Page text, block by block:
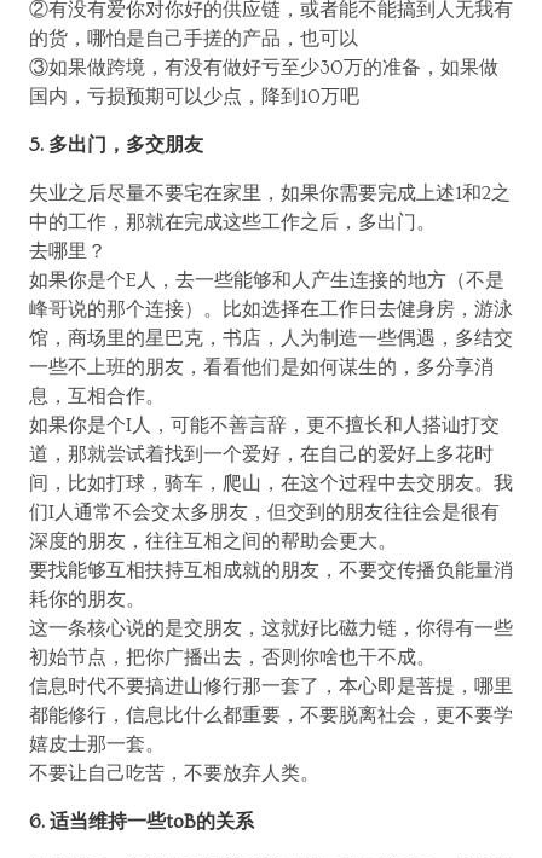
②有没有爱你对你好的供应链，或者能不能搞到人无我有
的货，哪怕是自己手搓的产品，也可以
③如果做跨境，有没有做好亏至少30万的准备，如果做
国内，亏损预期可以少点，降到10万吧
5. 多出门，多交朋友
失业之后尽量不要宅在家里，如果你需要完成上述1和2之
中的工作，那就在完成这些工作之后，多出门。
去哪里？
如果你是个E人，去一些能够和人产生连接的地方（不是
峰哥说的那个连接）。比如选择在工作日去健身房，游泳
馆，商场里的星巴克，书店，人为制造一些偶遇，多结交
一些不上班的朋友，看看他们是如何谋生的，多分享消
息，互相合作。
如果你是个I人，可能不善言辞，更不擅长和人搭讪打交
道，那就尝试着找到一个爱好，在自己的爱好上多花时
间，比如打球，骑车，爬山，在这个过程中去交朋友。我
们I人通常不会交太多朋友，但交到的朋友往往会是很有
深度的朋友，往往互相之间的帮助会更大。
要找能够互相扶持互相成就的朋友，不要交传播负能量消
耗你的朋友。
这一条核心说的是交朋友，这就好比磁力链，你得有一些
初始节点，把你广播出去，否则你啥也干不成。
信息时代不要搞进山修行那一套了，本心即是菩提，哪里
都能修行，信息比什么都重要，不要脱离社会，更不要学
嬉皮士那一套。
不要让自己吃苦，不要放弃人类。
6. 适当维持一些toB的关系